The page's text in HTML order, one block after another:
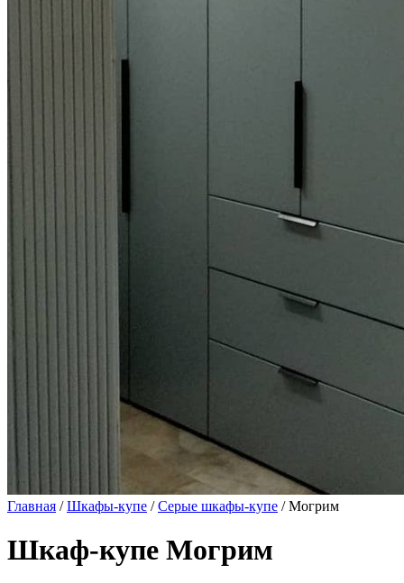
Главная /Шкафы-купе /Серые шкафы-купе / Могрим
Шкаф-купе Могрим